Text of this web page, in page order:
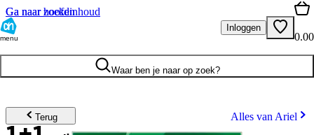
Ga naar hoofdinhoud
Ga naar zoeken
menu
Inloggen
0.00
Waar ben je naar op zoek?
Terug Alles van Ariel